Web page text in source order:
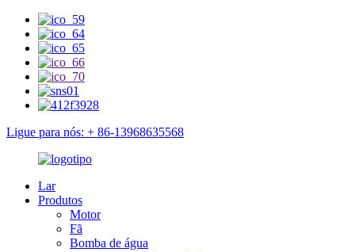
Ligue para nós: + 86-13968635568
Lar
Produtos
Motor
Fã
Bomba de água